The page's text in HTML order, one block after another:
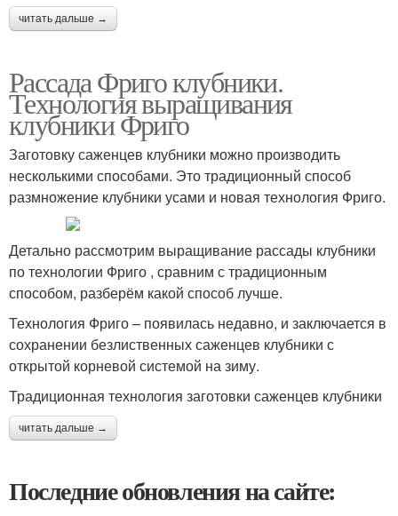
читать дальше →
Рассада Фриго клубники.
Технология выращивания
клубники Фриго
Заготовку саженцев клубники можно производить
несколькими способами. Это традиционный способ
размножение клубники усами и новая технология Фриго.
Детально рассмотрим выращивание рассады клубники
по технологии Фриго , сравним с традиционным
способом, разберём какой способ лучше.
Технология Фриго – появилась недавно, и заключается в
сохранении безлиственных саженцев клубники с
открытой корневой системой на зиму.
Традиционная технология заготовки саженцев клубники
читать дальше →
Последние обновления на сайте: